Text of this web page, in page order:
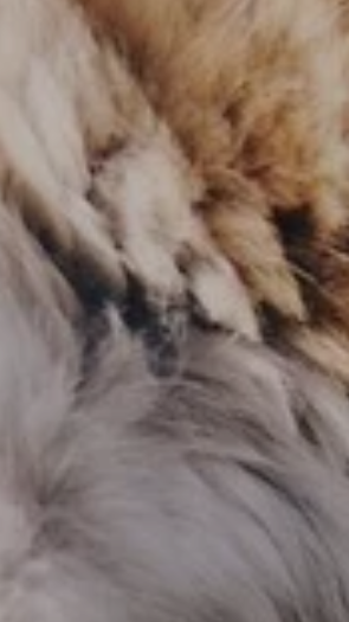
POZVÁNKY
PRAHA UDRŽITELNÁ
PRAŽSKÉ STAVEBNÍ PŘEDPISY
PŘELOŽKA I/12 A STAVBA 511
PŘEVZATÉ ZPRÁVY Z ÚŘADU MČ PRAHA 21